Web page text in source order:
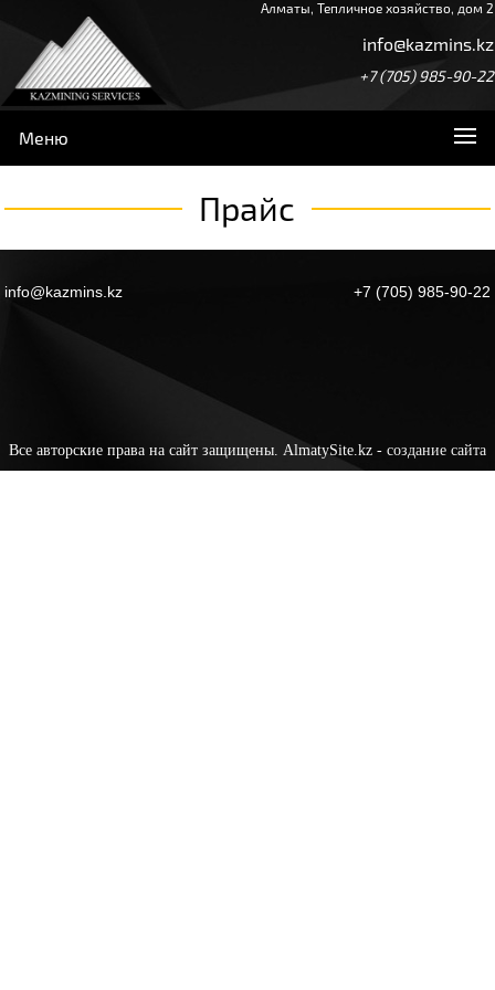
info@kazmins.kz
Алматы, Тепличное хозяйство, дом 2
+7 (705) 985-90-22
Меню
Прайс
info@kazmins.kz +7 (705) 985-90-22
Все авторские права на сайт защищены. AlmatySite.kz - создание сайта